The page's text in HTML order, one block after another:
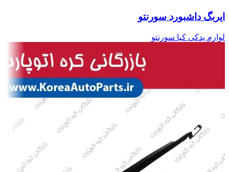
ایربگ داشبورد سورنتو
لوازم یدکی کیا سورنتو